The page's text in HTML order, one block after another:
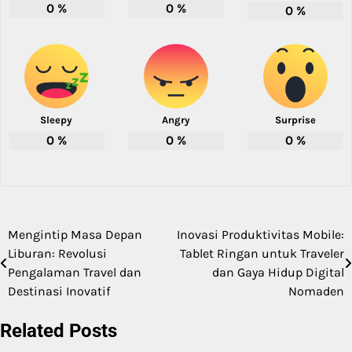
0% 0% 0%
Sleepy
0%
Angry
0%
Surprise
0%
Post
navigation
Mengintip Masa Depan
Liburan: Revolusi
Pengalaman Travel dan
Destinasi Inovatif
Inovasi Produktivitas Mobile:
Tablet Ringan untuk Traveler
dan Gaya Hidup Digital
Nomaden
Related Posts